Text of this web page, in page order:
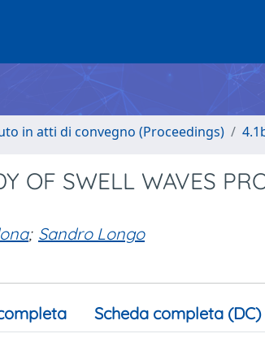
in atti di convegno (Proceedings)
OF SWELL WAVES
; Sandro Longo
Scheda completa (DC)